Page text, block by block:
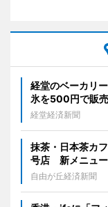
経堂のベーカリ
氷を500円で販売
経堂経済新聞
抹茶・日本茶カ
号店 新メニュ
自由が丘経済新聞